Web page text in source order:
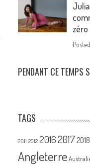
zéro
PENDANT CE TEMPS
TAGS
2011 2012 20162017 2018
Angleterre